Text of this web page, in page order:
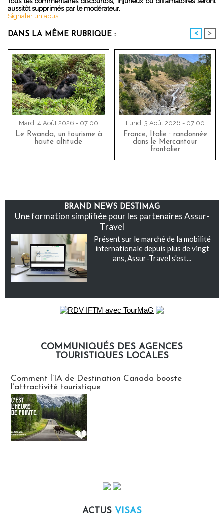
aussitôt supprimés par le modérateur.
Signaler un abus
DANS LA MÊME RUBRIQUE : < >
Mardi 4 Août 2026 - 07:00
Le Rwanda, un tourisme à
haute altitude
Lundi 3 Août 2026 - 07:00
France, Italie : randonnée
dans le Mercantour
frontalier
BRAND NEWS DESTIMAG
Une formation simplifiée pour les partenaires Assur-
Travel
Présent sur le marché de la mobilité
internationale depuis plus de vingt
ans, Assur-Travel s'est...
COMMUNIQUÉS DES AGENCES
TOURISTIQUES LOCALES
Comment l’IA de Destination Canada booste
l’attractivité touristique
ACTUS VISAS